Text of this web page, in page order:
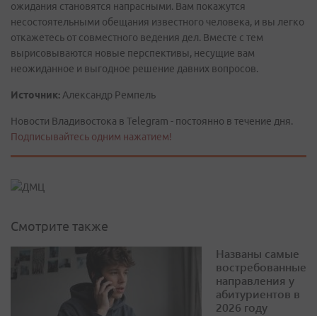
ожидания становятся напрасными. Вам покажутся
несостоятельными обещания известного человека, и вы легко
откажетесь от совместного ведения дел. Вместе с тем
вырисовываются новые перспективы, несущие вам
неожиданное и выгодное решение давних вопросов.
Источник: Александр Ремпель
Новости Владивостока в Telegram - постоянно в течение дня.
Подписывайтесь одним нажатием!
Смотрите также
Названы самые
востребованные
направления у
абитуриентов в
2026 году